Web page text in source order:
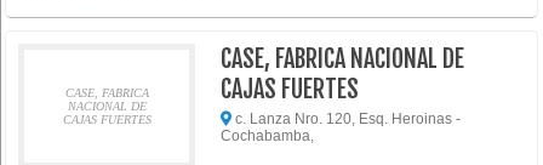
CASE, FABRICA
NACIONAL DE
CAJAS FUERTES
CASE, FABRICA NACIONAL DE
CAJAS FUERTES
c. Lanza Nro. 120, Esq. Heroinas -
Cochabamba,